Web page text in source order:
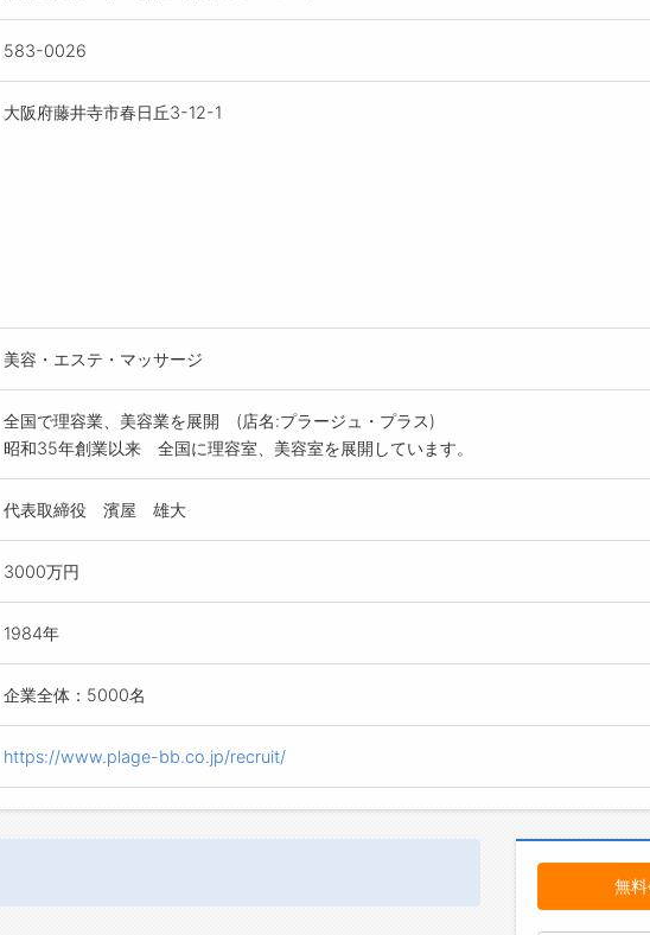
583-0026
大阪府藤井寺市春日丘3-12-1
美容・エステ・マッサージ
全国で理容業、美容業を展開 (店名:プラージュ・プラス)
昭和35年創業以来 全国に理容室、美容室を展開しています。
代表取締役 濱屋 雄大
3000万円
1984年
企業全体：5000名
https://www.plage-bb.co.jp/recruit/
無